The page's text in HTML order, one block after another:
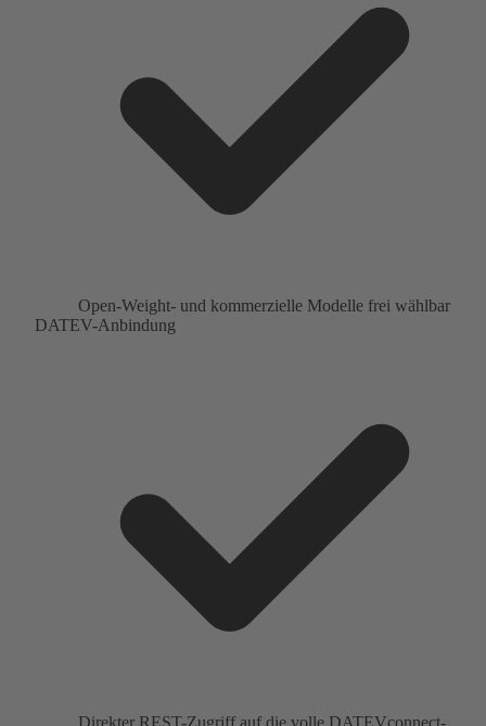
Open-Weight- und kommerzielle Modelle frei wählbar
DATEV-Anbindung
Direkter REST-Zugriff auf die volle DATEVconnect-